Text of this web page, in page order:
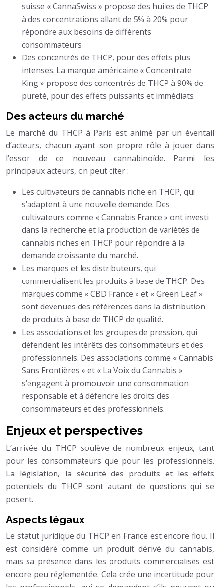
suisse « CannaSwiss » propose des huiles de THCP
à des concentrations allant de 5% à 20% pour
répondre aux besoins de différents
consommateurs.
Des concentrés de THCP, pour des effets plus
intenses. La marque américaine « Concentrate
King » propose des concentrés de THCP à 90% de
pureté, pour des effets puissants et immédiats.
Des acteurs du marché
Le marché du THCP à Paris est animé par un éventail
d’acteurs, chacun ayant son propre rôle à jouer dans
l’essor de ce nouveau cannabinoïde. Parmi les
principaux acteurs, on peut citer :
Les cultivateurs de cannabis riche en THCP, qui
s’adaptent à une nouvelle demande. Des
cultivateurs comme « Cannabis France » ont investi
dans la recherche et la production de variétés de
cannabis riches en THCP pour répondre à la
demande croissante du marché.
Les marques et les distributeurs, qui
commercialisent les produits à base de THCP. Des
marques comme « CBD France » et « Green Leaf »
sont devenues des références dans la distribution
de produits à base de THCP de qualité.
Les associations et les groupes de pression, qui
défendent les intérêts des consommateurs et des
professionnels. Des associations comme « Cannabis
Sans Frontières » et « La Voix du Cannabis »
s’engagent à promouvoir une consommation
responsable et à défendre les droits des
consommateurs et des professionnels.
Enjeux et perspectives
L’arrivée du THCP soulève de nombreux enjeux, tant
pour les consommateurs que pour les professionnels.
La législation, la sécurité des produits et les effets
potentiels du THCP sont autant de questions qui se
posent.
Aspects légaux
Le statut juridique du THCP en France est encore flou. Il
est considéré comme un produit dérivé du cannabis,
mais sa présence dans les produits commercialisés est
encore peu réglementée. Cela crée une incertitude pour